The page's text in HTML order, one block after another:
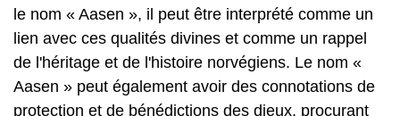
le nom « Aasen », il peut être interprété comme un
lien avec ces qualités divines et comme un rappel
de l'héritage et de l'histoire norvégiens. Le nom «
Aasen » peut également avoir des connotations de
protection et de bénédictions des dieux, procurant